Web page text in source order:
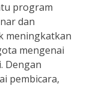
program
dan
meningkatkan
mengenai
Dengan
pembicara,